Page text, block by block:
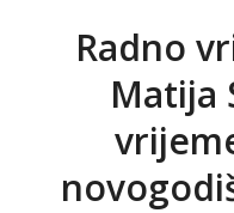
Radno
Matija